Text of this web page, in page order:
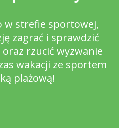
w strefie sportowej,
zagrać i sprawdzić
rzucić wyzwanie
wakacji ze sportem
plażową!